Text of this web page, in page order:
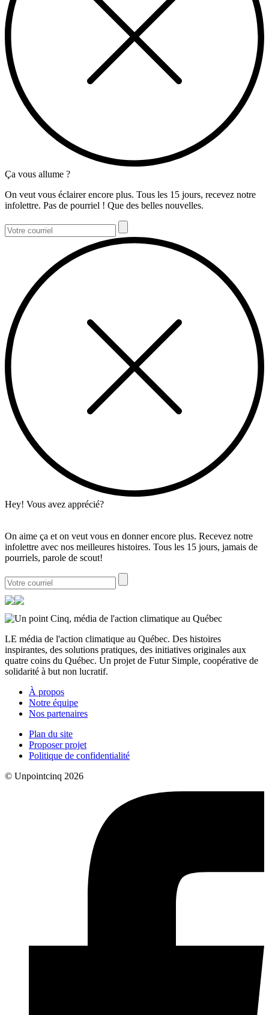
Ça vous allume ?
On veut vous éclairer encore plus. Tous les 15 jours, recevez notre
infolettre. Pas de pourriel ! Que des belles nouvelles.
Hey! Vous avez apprécié?
On aime ça et on veut vous en donner encore plus. Recevez notre
infolettre avec nos meilleures histoires. Tous les 15 jours, jamais de
pourriels, parole de scout!
LE média de l'action climatique au Québec. Des histoires
inspirantes, des solutions pratiques, des initiatives originales aux
quatre coins du Québec. Un projet de Futur Simple, coopérative de
solidarité à but non lucratif.
À propos
Notre équipe
Nos partenaires
Plan du site
Proposer projet
Politique de confidentialité
© Unpointcinq 2026